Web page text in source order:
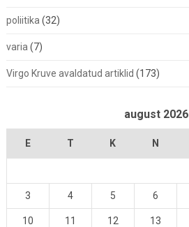
poliitika (32)
varia (7)
Virgo Kruve avaldatud artiklid (173)
august 2026
E T K N
3 4 5 6
10 11 12 13